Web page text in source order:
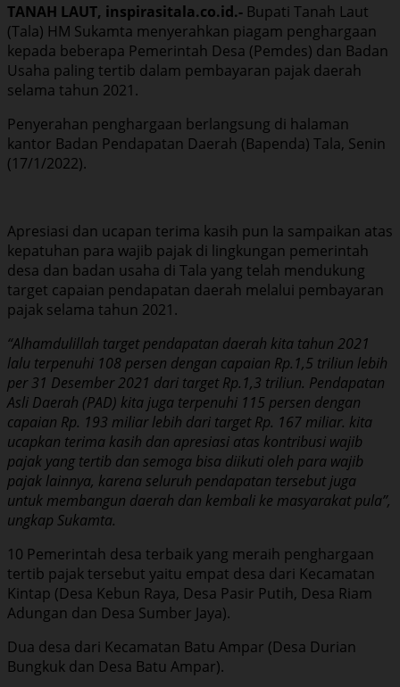
TANAH LAUT, inspirasitala.co.id.- Bupati Tanah Laut
(Tala) HM Sukamta menyerahkan piagam penghargaan
kepada beberapa Pemerintah Desa (Pemdes) dan Badan
Usaha paling tertib dalam pembayaran pajak daerah
selama tahun 2021.
Penyerahan penghargaan berlangsung di halaman
kantor Badan Pendapatan Daerah (Bapenda) Tala, Senin
(17/1/2022).
Apresiasi dan ucapan terima kasih pun Ia sampaikan atas
kepatuhan para wajib pajak di lingkungan pemerintah
desa dan badan usaha di Tala yang telah mendukung
target capaian pendapatan daerah melalui pembayaran
pajak selama tahun 2021.
“Alhamdulillah target pendapatan daerah kita tahun 2021
lalu terpenuhi 108 persen dengan capaian Rp.1,5 triliun lebih
per 31 Desember 2021 dari target Rp.1,3 triliun. Pendapatan
Asli Daerah (PAD) kita juga terpenuhi 115 persen dengan
capaian Rp. 193 miliar lebih dari target Rp. 167 miliar. kita
ucapkan terima kasih dan apresiasi atas kontribusi wajib
pajak yang tertib dan semoga bisa diikuti oleh para wajib
pajak lainnya, karena seluruh pendapatan tersebut juga
untuk membangun daerah dan kembali ke masyarakat pula”,
ungkap Sukamta.
10 Pemerintah desa terbaik yang meraih penghargaan
tertib pajak tersebut yaitu empat desa dari Kecamatan
Kintap (Desa Kebun Raya, Desa Pasir Putih, Desa Riam
Adungan dan Desa Sumber Jaya).
Dua desa dari Kecamatan Batu Ampar (Desa Durian
Bungkuk dan Desa Batu Ampar).